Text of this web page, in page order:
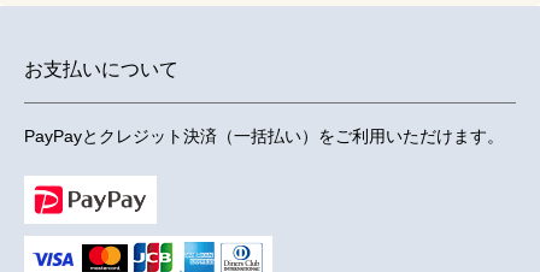
お支払いについて
PayPayとクレジット決済（一括払い）をご利用いただけます。